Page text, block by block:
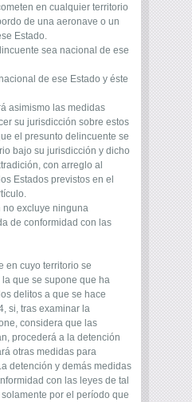
en cualquier territorio
de una aeronave o un
Estado.
sea nacional de ese
de ese Estado y éste
asimismo las medidas
su jurisdicción sobre estos
el presunto delincuente se
bajo su jurisdicción y dicho
con arreglo al
Estados previstos en el
no excluye ninguna
de conformidad con las
en cuyo territorio se
que se supone que ha
delitos a que se hace
si, tras examinar la
considera que las
procederá a la detención
otras medidas para
detención y demás medidas
con las leyes de tal
por el período que